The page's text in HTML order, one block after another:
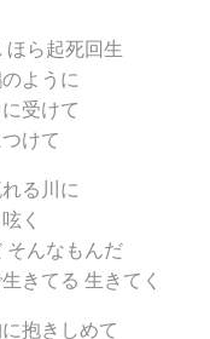
ら起死回生
ように
受けて
けて
る川に
く
そんなもんだ
きてる 生きてく
抱きしめて